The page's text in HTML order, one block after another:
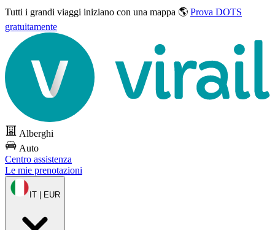
Tutti i grandi viaggi iniziano con una mappa 🌎 Prova DOTS
gratuitamente
Alberghi
Auto
Centro assistenza
Le mie prenotazioni
IT | EUR